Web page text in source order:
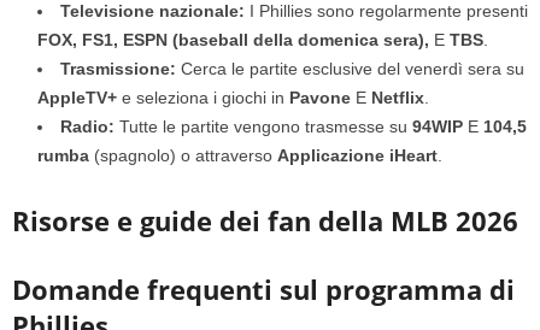
Televisione nazionale: I Phillies sono regolarmente presenti
FOX, FS1, ESPN (baseball della domenica sera), E TBS.
Trasmissione: Cerca le partite esclusive del venerdì sera su
AppleTV+ e seleziona i giochi in Pavone E Netflix.
Radio: Tutte le partite vengono trasmesse su 94WIP E 104,5
rumba (spagnolo) o attraverso Applicazione iHeart.
Risorse e guide dei fan della MLB 2026
Domande frequenti sul programma di